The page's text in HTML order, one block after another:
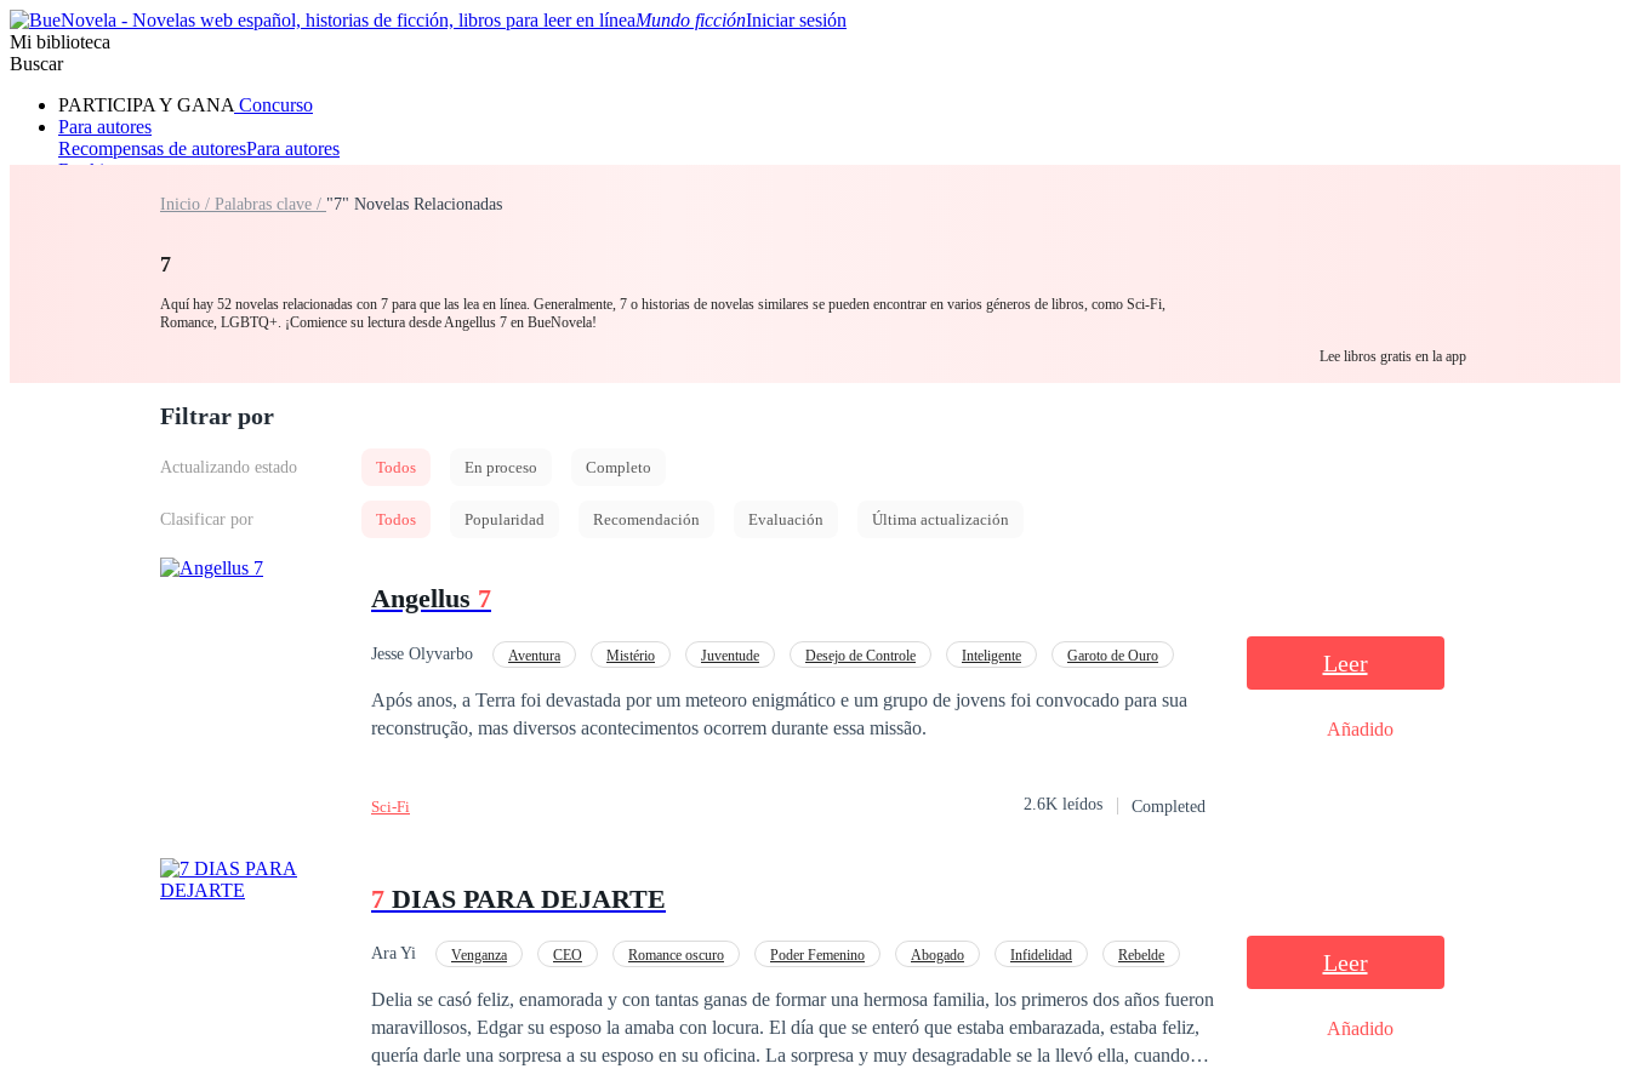
Mundo ficciónIniciar sesión
Mi biblioteca
Buscar
PARTICIPA Y GANA Concurso
Para autores
Recompensas de autoresPara autores
Ranking
Romance
Inicio / Palabras clave / "7" Novelas Relacionadas
7
Aquí hay 52 novelas relacionadas con 7 para que las lea en línea. Generalmente, 7 o historias de novelas similares se pueden encontrar en varios géneros de libros, como Sci-Fi,
Romance, LGBTQ+. ¡Comience su lectura desde Angellus 7 en BueNovela!
Lee libros gratis en la app
Filtrar por
Actualizando estado Todos En proceso Completo
Clasificar por Todos Popularidad Recomendación Evaluación Última actualización
Angellus 7
Jesse Olyvarbo Aventura Mistério Juventude Desejo de Controle Inteligente
Garoto de Ouro
Após anos, a Terra foi devastada por um meteoro enigmático e um grupo de jovens foi convocado para sua
reconstrução, mas diversos acontecimentos ocorrem durante essa missão.
Sci-Fi 2.6K leídos Completed
Leer
Añadido
7 DIAS PARA DEJARTE
Ara Yi Venganza CEO Romance oscuro Poder Femenino Abogado Infidelidad
Rebelde
Delia se casó feliz, enamorada y con tantas ganas de formar una hermosa familia, los primeros dos años fueron
maravillosos, Edgar su esposo la amaba con locura. El día que se enteró que estaba embarazada, estaba feliz,
quería darle una sorpresa a su esposo en su oficina. La sorpresa y muy desagradable se la llevó ella, cuando
Leer
Añadido